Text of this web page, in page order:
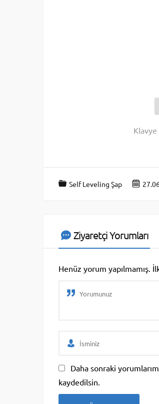
Klavye
Self Leveling Şap
Ziyaretçi Yorumları
Henüz yorum yapılmamış.
Daha sonraki
kaydedilsin.